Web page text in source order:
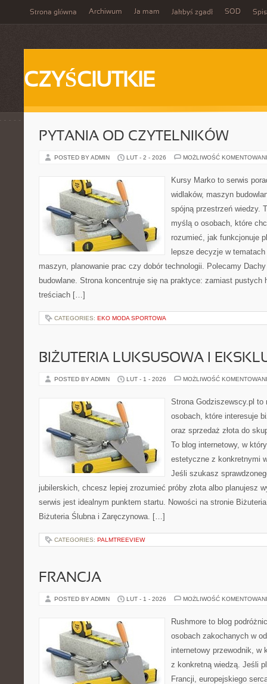
Strona główna Archiwum Ja mam Jakbyś zgadł SOD
CZYŚCIUTKIE
PYTANIA OD CZYTELNIKÓW
POSTED BY ADMIN LUT - 2 - 2026 MOŻLIWOŚĆ
Kursy Marko to serwis
widlaków, maszyn
spójną przestrzeń wiedzy.
myślą o osobach, które
rozumieć, jak funkcjonuje
lepsze decyzje w
maszyn, planowanie prac czy dobór technologii. Polecamy
budowlane. Strona koncentruje się na praktyce: zamiast pustych
treściach […]
CATEGORIES: EKO MODA SPORTOWA
BIŻUTERIA LUKSUSOWA I
POSTED BY ADMIN LUT - 1 - 2026 MOŻLIWOŚĆ
Strona Godziszewscy.pl
osobach, które interesuje
oraz sprzedaż złota do
To blog internetowy, w
estetyczne z konkretnymi
Jeśli szukasz
jubilerskich, chcesz lepiej zrozumieć próby złota albo planujesz
serwis jest idealnym punktem startu. Nowości na stronie
Biżuteria Ślubna i Zaręczynowa. […]
CATEGORIES: PALMTREEVIEW
FRANCJA
POSTED BY ADMIN LUT - 1 - 2026 MOŻLIWOŚĆ
Rushmore to blog
osobach zakochanych w
internetowy przewodnik, w
z konkretną wiedzą. Jeśli
Francji, europejskiego